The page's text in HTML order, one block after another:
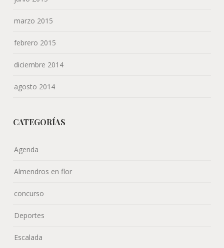
marzo 2015
febrero 2015
diciembre 2014
agosto 2014
CATEGORÍAS
Agenda
Almendros en flor
concurso
Deportes
Escalada